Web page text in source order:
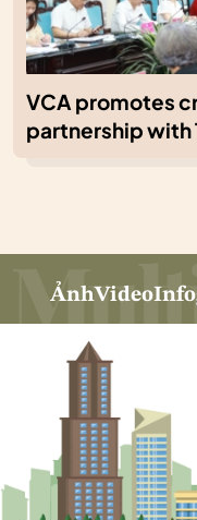
VCA promotes
partnership with
ẢnhVideo